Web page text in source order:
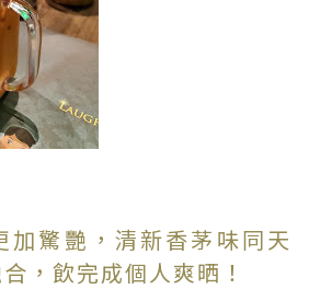
加驚艷，清新香茅味同天
，飲完成個人爽晒！